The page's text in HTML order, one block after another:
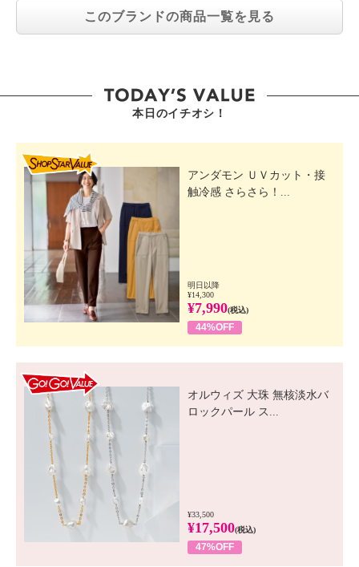
このブランドの商品一覧を見る
本日のイチオシ！
アンダモン ＵＶカット・接
触冷感 さらさら！...
明日以降
¥14,300
¥7,990(税込)
44%OFF
オルウィズ 大珠 無核淡水バ
ロックパール ス...
¥33,500
¥17,500(税込)
47%OFF